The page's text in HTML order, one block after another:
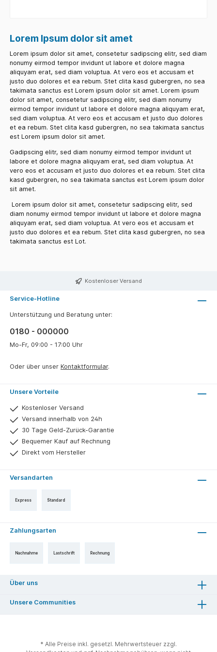
Lorem Ipsum dolor sit amet
Lorem ipsum dolor sit amet, consetetur sadipscing elitr, sed diam
nonumy eirmod tempor invidunt ut labore et dolore magna
aliquyam erat, sed diam voluptua. At vero eos et accusam et
justo duo dolores et ea rebum. Stet clita kasd gubergren, no sea
takimata sanctus est Lorem ipsum dolor sit amet. Lorem ipsum
dolor sit amet, consetetur sadipscing elitr, sed diam nonumy
eirmod tempor invidunt ut labore et dolore magna aliquyam erat,
sed diam voluptua. At vero eos et accusam et justo duo dolores
et ea rebum. Stet clita kasd gubergren, no sea takimata sanctus
est Lorem ipsum dolor sit amet.
Gadipscing elitr, sed diam nonumy eirmod tempor invidunt ut
labore et dolore magna aliquyam erat, sed diam voluptua. At
vero eos et accusam et justo duo dolores et ea rebum. Stet clita
kasd gubergren, no sea takimata sanctus est Lorem ipsum dolor
sit amet.
Lorem ipsum dolor sit amet, consetetur sadipscing elitr, sed
diam nonumy eirmod tempor invidunt ut labore et dolore magna
aliquyam erat, sed diam voluptua. At vero eos et accusam et
justo duo dolores et ea rebum. Stet clita kasd gubergren, no sea
takimata sanctus est Lot.
Kostenloser Versand
Service-Hotline
Unterstützung und Beratung unter:
0180 - 000000
Mo-Fr, 09:00 - 17:00 Uhr
Oder über unser Kontaktformular.
Unsere Vorteile
Kostenloser Versand
Versand innerhalb von 24h
30 Tage Geld-Zurück-Garantie
Bequemer Kauf auf Rechnung
Direkt vom Hersteller
Versandarten
Express Standard
Zahlungsarten
Nachnahme Lastschrift Rechnung
Über uns
Unsere Communities
* Alle Preise inkl. gesetzl. Mehrwertsteuer zzgl.